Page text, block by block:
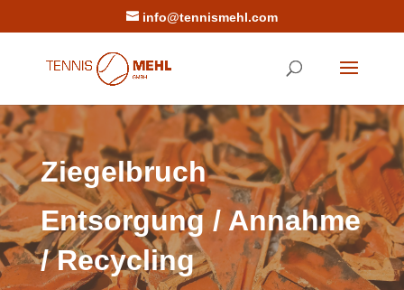
info@tennismehl.com
Ziegelbruch
Entsorgung / Annahme
/ Recycling